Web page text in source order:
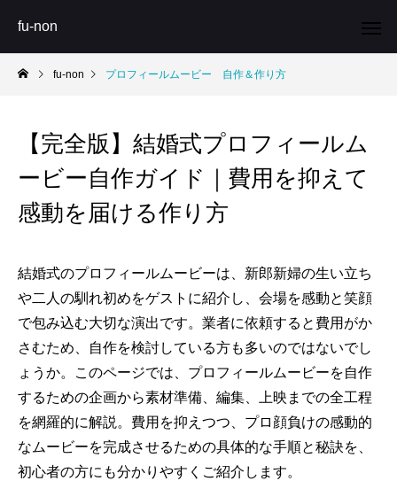
fu-non
fu-non プロフィールムービー 自作＆作り方
【完全版】結婚式プロフィールム
ービー自作ガイド｜費用を抑えて
感動を届ける作り方
結婚式のプロフィールムービーは、新郎新婦の生い立ち
や二人の馴れ初めをゲストに紹介し、会場を感動と笑顔
で包み込む大切な演出です。業者に依頼すると費用がか
さむため、自作を検討している方も多いのではないでし
ょうか。このページでは、プロフィールムービーを自作
するための企画から素材準備、編集、上映までの全工程
を網羅的に解説。費用を抑えつつ、プロ顔負けの感動的
なムービーを完成させるための具体的な手順と秘訣を、
初心者の方にも分かりやすくご紹介します。